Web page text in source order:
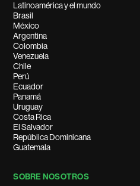
Latinoamérica y el mundo
Brasil
México
Argentina
Colombia
Venezuela
Chile
Perú
Ecuador
Panamá
Uruguay
Costa Rica
El Salvador
República Dominicana
Guatemala
SOBRE NOSOTROS